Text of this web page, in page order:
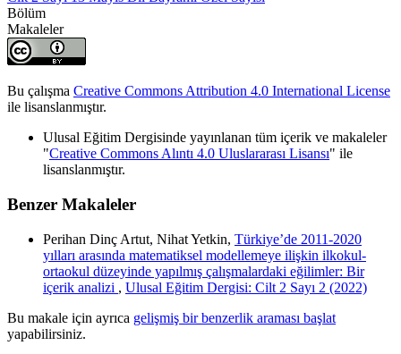
Bölüm
Makaleler
Bu çalışma Creative Commons Attribution 4.0 International License
ile lisanslanmıştır.
Ulusal Eğitim Dergisinde yayınlanan tüm içerik ve makaleler
"Creative Commons Alıntı 4.0 Uluslararası Lisansı" ile
lisanslanmıştır.
Benzer Makaleler
Perihan Dinç Artut, Nihat Yetkin, Türkiye’de 2011-2020
yılları arasında matematiksel modellemeye ilişkin ilkokul-
ortaokul düzeyinde yapılmış çalışmalardaki eğilimler: Bir
içerik analizi , Ulusal Eğitim Dergisi: Cilt 2 Sayı 2 (2022)
Bu makale için ayrıca gelişmiş bir benzerlik araması başlat
yapabilirsiniz.